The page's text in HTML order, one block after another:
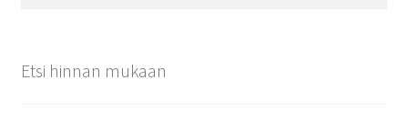
Etsi hinnan mukaan